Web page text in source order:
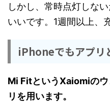
しかし、常時点灯しな
いいです。1週間以上、
iPhoneでもアプリ
Mi FitというXaiomiの
リを用います。